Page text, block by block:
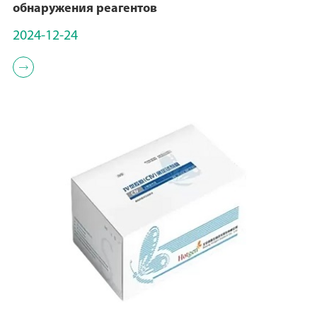
обнаружения реагентов
2024-12-24
